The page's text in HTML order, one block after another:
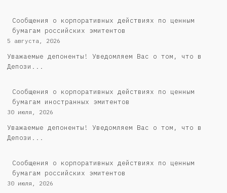
Cообщения о корпоративных действиях по ценным
бумагам российских эмитентов
5 августа, 2026
Уважаемые депоненты! Уведомляем Вас о том, что в
Депози...
Сообщения о корпоративных действиях по ценным
бумагам иностранных эмитентов
30 июля, 2026
Уважаемые депоненты! Уведомляем Вас о том, что в
Депози...
Cообщения о корпоративных действиях по ценным
бумагам российских эмитентов
30 июля, 2026